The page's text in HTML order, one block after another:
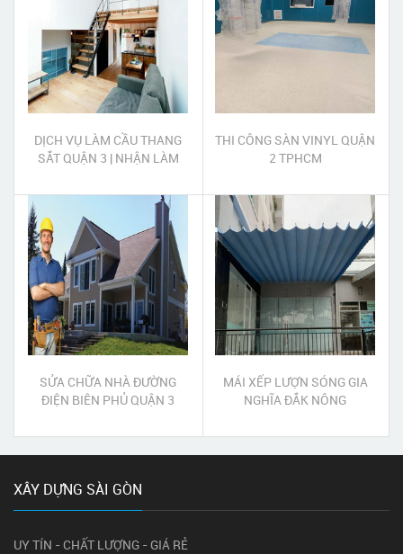
DỊCH VỤ LÀM CẦU THANG
SẮT QUẬN 3 | NHẬN LÀM
QUẬN 3
THI CÔNG SÀN VINYL QUẬN
2 TPHCM
SỬA CHỮA NHÀ ĐƯỜNG
ĐIỆN BIÊN PHỦ QUẬN 3
MÁI XẾP LƯỢN SÓNG GIA
NGHĨA ĐẮK NÔNG
XÂY DỰNG SÀI GÒN
UY TÍN - CHẤT LƯỢNG - GIÁ RẺ